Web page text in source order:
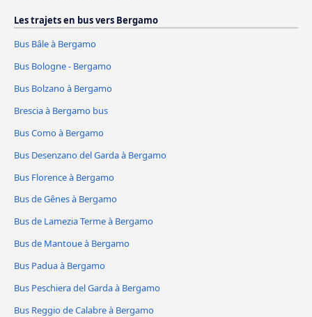
Les trajets en bus vers Bergamo
Bus Bâle à Bergamo
Bus Bologne - Bergamo
Bus Bolzano à Bergamo
Brescia à Bergamo bus
Bus Como à Bergamo
Bus Desenzano del Garda à Bergamo
Bus Florence à Bergamo
Bus de Gênes à Bergamo
Bus de Lamezia Terme à Bergamo
Bus de Mantoue à Bergamo
Bus Padua à Bergamo
Bus Peschiera del Garda à Bergamo
Bus Reggio de Calabre à Bergamo